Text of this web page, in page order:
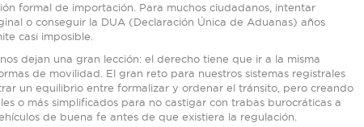
formal de importación. Para muchos ciudadanos, intentar
o conseguir la DUA (Declaración Única de Aduanas) años
casi imposible.
dejan una gran lección: el derecho tiene que ir a la misma
de movilidad. El gran reto para nuestros sistemas registrales
un equilibrio entre formalizar y ordenar el tránsito, pero creando
o más simplificados para no castigar con trabas burocráticas a
de buena fe antes de que existiera la regulación.